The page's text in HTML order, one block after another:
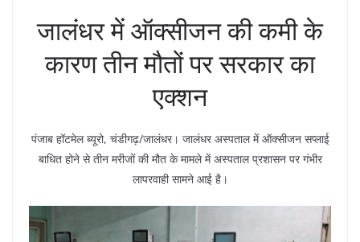
जालंधर में ऑक्सीजन की कमी के
कारण तीन मौतों पर सरकार का
एक्शन
पंजाब हॉटमेल ब्यूरो, चंडीगढ़/जालंधर। जालंधर अस्पताल में ऑक्सीजन सप्लाई
बाधित होने से तीन मरीजों की मौत के मामले में अस्पताल प्रशासन पर गंभीर
लापरवाही सामने आई है।